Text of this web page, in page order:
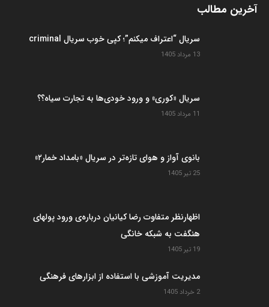
آخرین مطالب
سریال “اعتراف میکنم”؛ کپی خوب سریال criminal
13 مرداد 1405
سریال «کوری» و ورود خودی‌ها به تجارت سیاه؟؟
11 مرداد 1405
بانوی آواز و هوای تازه‌تر در سریال «بامداد خمار۲»
25 تیر 1405
اظهارنظر متفاوت رضا کیانیان درباره‌ی ورود پولهای
هنگفت به شبکه خانگی
19 تیر 1405
مدیریت آموزشی با استفاده از ابزارهای فرهنگی
2 خرداد 1405